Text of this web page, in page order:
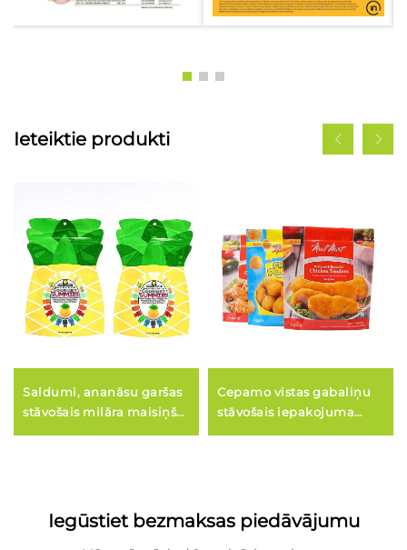
Ieteiktie produkti
Saldumi, ananāsu garšas
stāvošais milāra maisiņš
Cepamo vistas gabaliņu
stāvošais iepakojuma
Iegūstiet bezmaksas piedāvājumu